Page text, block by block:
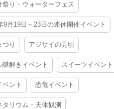
祭り・ウォーターフェス
9月19日～23日の連休開催イベント
つり アジサイの見頃
謎解きイベント スイーツイベント
ベント 恐竜イベント
タリウム・天体観測